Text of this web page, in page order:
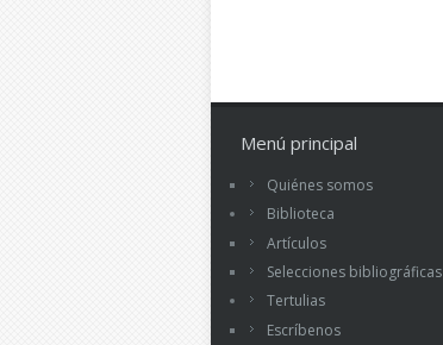
Menú principal
Quiénes somos
Biblioteca
Artículos
Selecciones bibliográficas
Tertulias
Escríbenos